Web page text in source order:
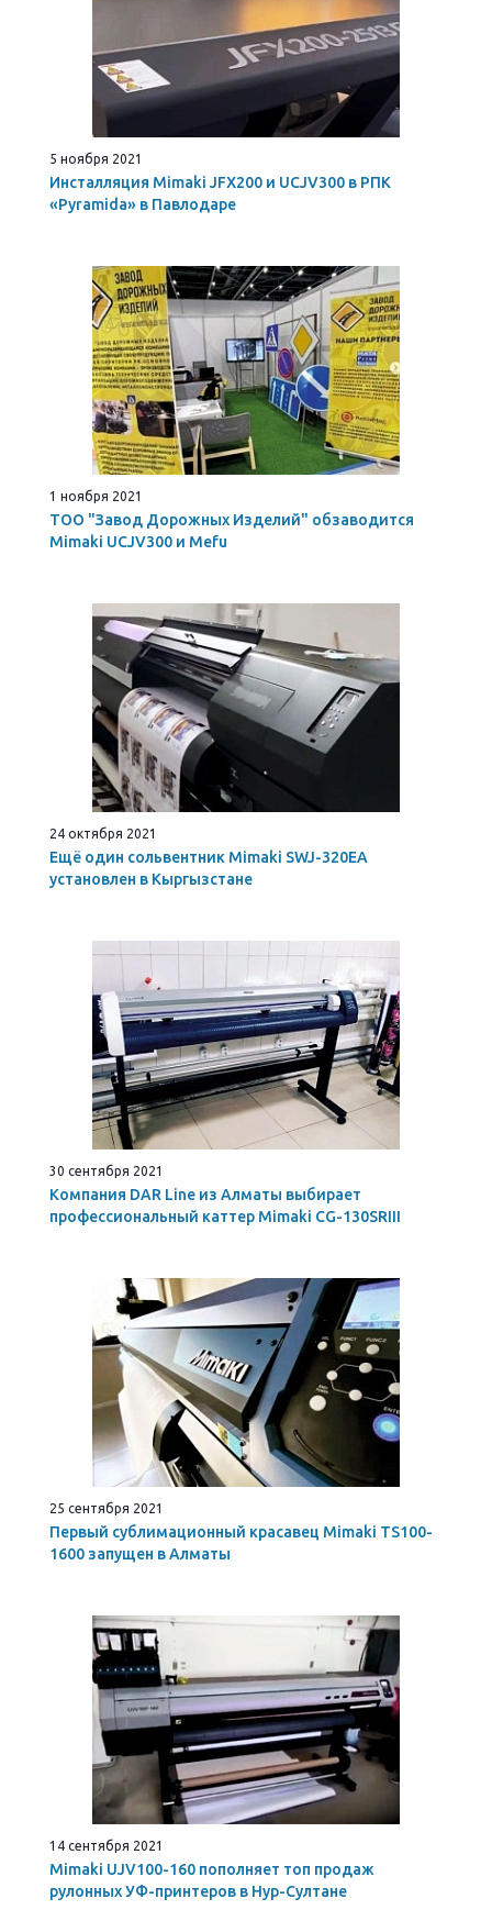
5 ноября 2021
Инсталляция Mimaki JFX200 и UCJV300 в РПК
«Pyramida» в Павлодаре
1 ноября 2021
ТОО "Завод Дорожных Изделий" обзаводится
Mimaki UCJV300 и Mefu
24 октября 2021
Ещё один сольвентник Mimaki SWJ-320EA
установлен в Кыргызстане
30 сентября 2021
Компания DAR Line из Алматы выбирает
профессиональный каттер Mimaki CG-130SRIII
25 сентября 2021
Первый сублимационный красавец Mimaki TS100-
1600 запущен в Алматы
14 сентября 2021
Mimaki UJV100-160 пополняет топ продаж
рулонных УФ-принтеров в Нур-Султане